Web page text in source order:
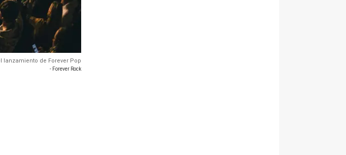
lanzamiento de Forever Pop
- Forever Rock